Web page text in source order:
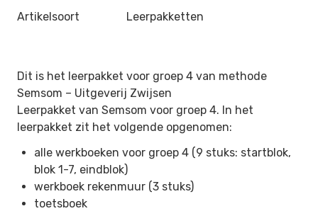
Artikelsoort
Leerpakketten
Dit is het leerpakket voor groep 4 van methode
Semsom – Uitgeverij Zwijsen
Leerpakket van Semsom voor groep 4. In het
leerpakket zit het volgende opgenomen:
alle werkboeken voor groep 4 (9 stuks: startblok,
blok 1-7, eindblok)
werkboek rekenmuur (3 stuks)
toetsboek